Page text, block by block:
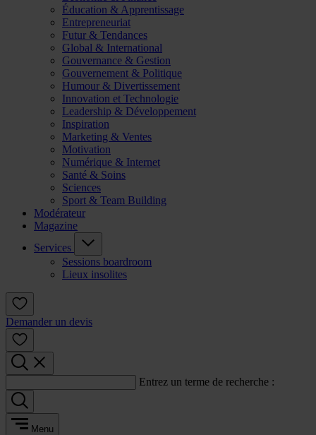
Éducation & Apprentissage
Entrepreneuriat
Futur & Tendances
Global & International
Gouvernance & Gestion
Gouvernement & Politique
Humour & Divertissement
Innovation et Technologie
Leadership & Développement
Inspiration
Marketing & Ventes
Motivation
Numérique & Internet
Santé & Soins
Sciences
Sport & Team Building
Modérateur
Magazine
Services
Sessions boardroom
Lieux insolites
Demander un devis
Entrez un terme de recherche :
Menu